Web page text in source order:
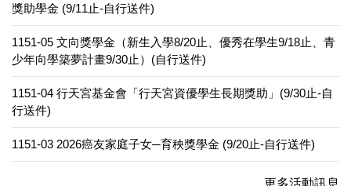
獎助學金 (9/11止-自行送件)
1151-05 文向獎學金（新生入學8/20止、優秀在學生9/18止、青
少年向學築夢計畫9/30止）(自行送件)
1151-04 行天宮基金會「行天宮資優學生長期獎助」(9/30止-自
行送件)
1151-03 2026癌友家庭子女─育秧獎學金 (9/20止-自行送件)
更多活動訊息